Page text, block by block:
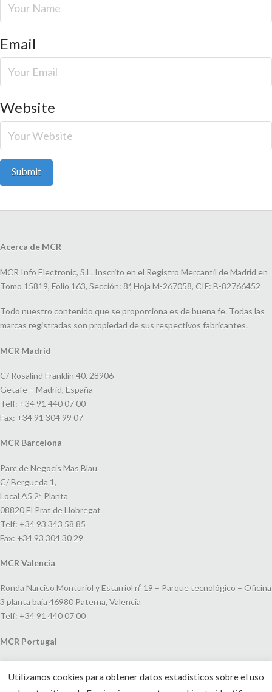
Email
Website
Acerca de MCR
MCR Info Electronic, S.L. Inscrito en el Registro Mercantil de Madrid en
Tomo 15819, Folio 163, Sección: 8ª, Hoja M-267058, CIF: B-82766452
Todo nuestro contenido que se proporciona es de buena fe. Todas las
marcas registradas son propiedad de sus respectivos fabricantes.
MCR Madrid
C/ Rosalind Franklin 40, 28906
Getafe – Madrid, España
Telf: +34 91 440 07 00
Fax: +34 91 304 99 07
MCR Barcelona
Parc de Negocis Mas Blau
C/ Bergueda 1,
Local A5 2ª Planta
08820 El Prat de Llobregat
Telf: +34 93 343 58 85
Fax: +34 93 304 30 29
MCR Valencia
Ronda Narciso Monturiol y Estarriol nº 19 – Parque tecnológico – Oficina
3 planta baja 46980 Paterna, Valencia
Telf: +34 91 440 07 00
MCR Portugal
João V, 24
Utilizamos cookies para obtener datos estadísticos sobre el uso